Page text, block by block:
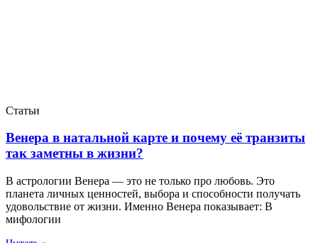
Статьи
Венера в натальной карте и почему её транзиты
так заметны в жизни?
В астрологии Венера — это не только про любовь. Это
планета личных ценностей, выбора и способности получать
удовольствие от жизни. Именно Венера показывает: В
мифологии